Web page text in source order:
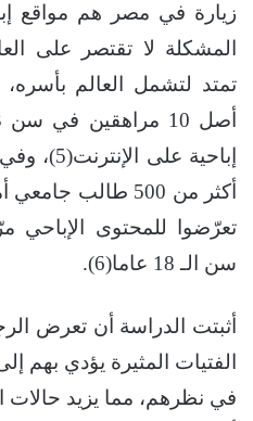
المشكلة لا تقتصر على
إباحية
تعرّضوا للمحتوى الإباحي
سن الـ 18 عاما(6).
أثبتت الدراسة أن تعرض
الفتيات المثيرة يؤدي بهم
في نظرهم، مما يزيد حالات